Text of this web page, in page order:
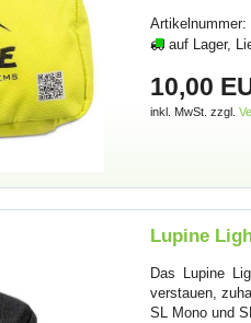
Artikelnummer:
auf Lager,
10,00
inkl. MwSt. zzgl.
Lupine
Das Lupine
verstauen,
SL Mono und